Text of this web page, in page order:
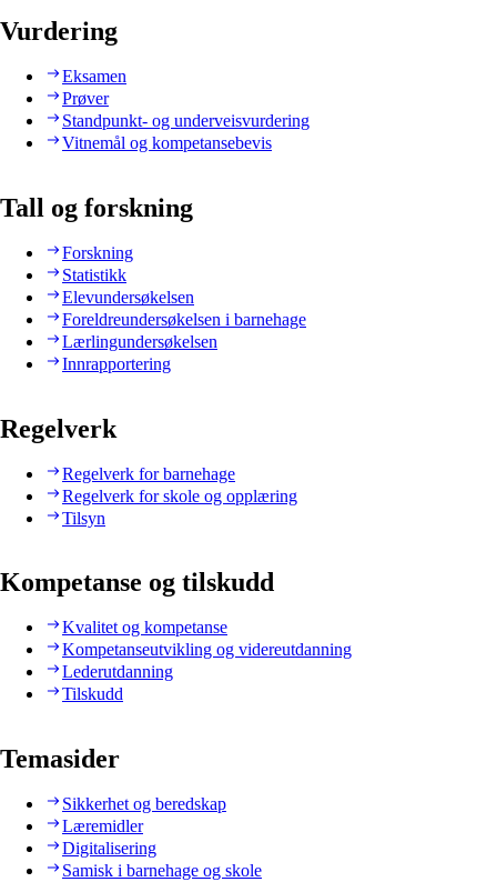
Vurdering
Eksamen
Prøver
Standpunkt- og underveisvurdering
Vitnemål og kompetansebevis
Tall og forskning
Forskning
Statistikk
Elevundersøkelsen
Foreldreundersøkelsen i barnehage
Lærlingundersøkelsen
Innrapportering
Regelverk
Regelverk for barnehage
Regelverk for skole og opplæring
Tilsyn
Kompetanse og tilskudd
Kvalitet og kompetanse
Kompetanseutvikling og videreutdanning
Lederutdanning
Tilskudd
Temasider
Sikkerhet og beredskap
Læremidler
Digitalisering
Samisk i barnehage og skole